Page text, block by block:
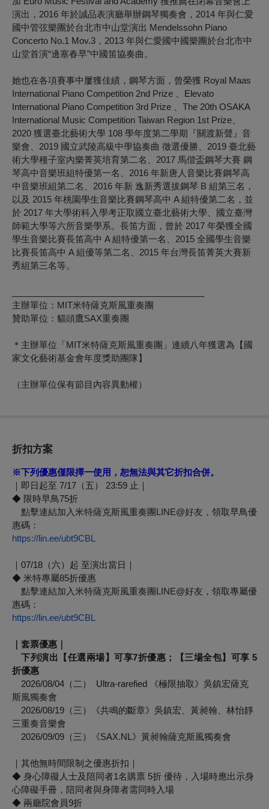
演出，2016 年於誠品表演廳舉辦鋼琴獨奏會，2014 年與仁愛
國中管弦樂團於台北市中山堂演出 Mendelssohn Piano
Concerto No.1 Mov.3，2013 年與仁愛國中國樂團於台北市中
山堂首演“邊塞春早”中國笛協奏曲。
她也在各項賽事中屢獲佳績，鋼琴方面，曾榮獲 Royal Maas
International Piano Competition 2nd Prize 、Elevato
International Piano Competition 3rd Prize 、The 20th OSAKA
International Music Competition Taiwan Region 1st Prize、
2020 獲選臺北藝術大學 108 學年度第二學期『關渡新聲』音
樂會、2019 國立武陵高級中學協奏曲 徵選優勝、2019 臺北藝
術大學種子室內樂菁英培育第二名、2017 馬偕盃鋼琴大賽 鋼
琴高中音樂班組特優第一名、2016 年新唐人音樂比賽鋼琴高
中音樂班組第二名、2016 年新 逸新秀選拔鋼琴 B 組第三名，
以及 2015 年桃園學生音樂比賽鋼琴高中 A 組特優第二名，並
於 2017 年大學術科入學考正取國立臺北藝術大學、國立臺灣
師範大學等六所音樂學系。長笛方面，曾於 2017 年榮獲全國
學生音樂比賽長笛高中 A 組特優第一名、2015 全國學生音樂
比賽長笛高中 A 組優等第二名、2015 年台灣長笛菁英大賽新
秀組第三名等。
主辦單位：MIT米特薩克斯風重奏團
贊助單位：貓頭鷹SAX重奏團
＊主辦單位「MIT米特薩克斯風重奏團」連續八年獲選為【國
家文化藝術基金會年度獎助團隊】
（主辦單位保有節目內容異動權）
折扣方案
※下列優惠僅限擇一使用，恕無法與其它折扣合併。
｜即日起至 7/17（五） 23:59 止｜
◆ 限時早鳥75折
點擊連結加入米特薩克斯風重奏團LINE@好友 ，領取早鳥優
惠碼：
https://lin.ee/ubt9CBL
｜07/18（六）起 至演出當日｜
◆ 米特專屬85折優惠
點擊連結加入米特薩克斯風重奏團LINE@好友 ，領取專屬優
惠碼：
https://lin.ee/ubt9CBL
｜套票優惠｜
下列演出【任選兩場】可享7折優惠；【三場全包】可享 5
折優惠
2026/08/04（二） Ultra-rarefied 《極限抽取》吳鎮宏薩克
斯風獨奏會
2026/08/19（三）《共鳴的斷章》吳鎮宏、黃昶翰、林怡靜
三重奏音樂會
2026/09/09（三）《SAX.NL》黃昶翰薩克斯風獨奏會
｜其他無時間限制之優惠折扣｜
◆ 身心障礙人士及陪同者1名購票 5折 優待，入場時應出示身
心障礙手冊，陪同者與身障者需同時入場
◆ 兩廳院會員9折